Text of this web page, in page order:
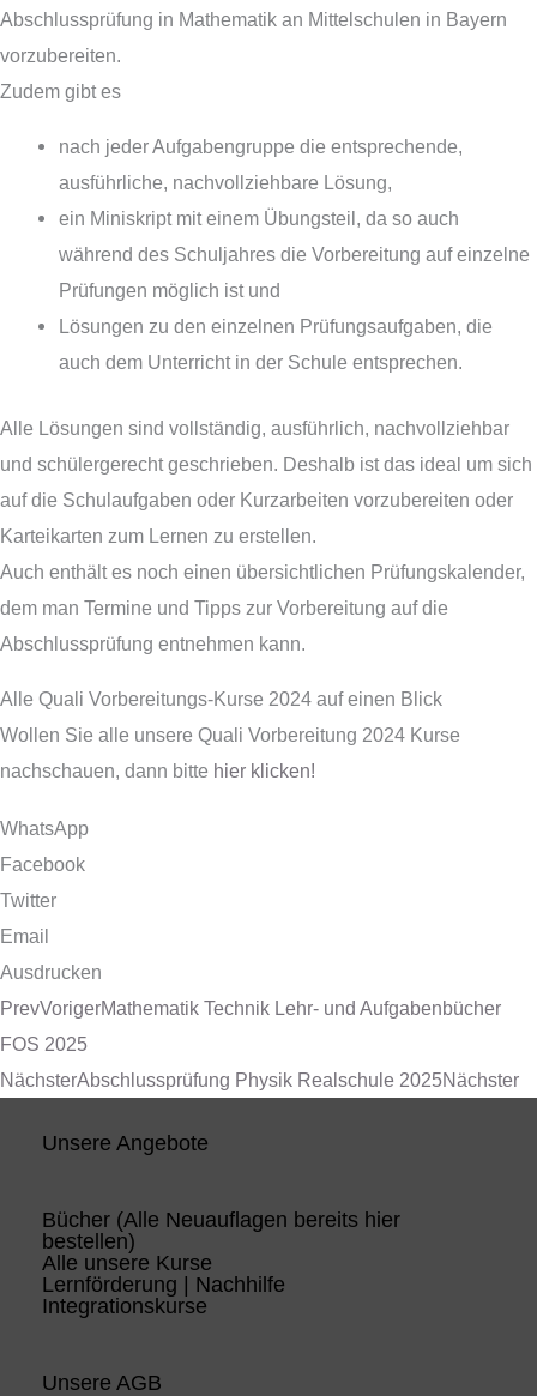
Abschlussprüfung in Mathematik an Mittelschulen in Bayern
vorzubereiten.
Zudem gibt es
nach jeder Aufgabengruppe die entsprechende,
ausführliche, nachvollziehbare Lösung,
ein Miniskript mit einem Übungsteil, da so auch
während des Schuljahres die Vorbereitung auf einzelne
Prüfungen möglich ist und
Lösungen zu den einzelnen Prüfungsaufgaben, die
auch dem Unterricht in der Schule entsprechen.
Alle Lösungen sind vollständig, ausführlich, nachvollziehbar
und schülergerecht geschrieben. Deshalb ist das ideal um sich
auf die Schulaufgaben oder Kurzarbeiten vorzubereiten oder
Karteikarten zum Lernen zu erstellen.
Auch enthält es noch einen übersichtlichen Prüfungskalender,
dem man Termine und Tipps zur Vorbereitung auf die
Abschlussprüfung entnehmen kann.
Alle Quali Vorbereitungs-Kurse 2024 auf einen Blick
Wollen Sie alle unsere Quali Vorbereitung 2024 Kurse
nachschauen, dann bitte hier klicken!
WhatsApp
Facebook
Twitter
Email
Ausdrucken
PrevVorigerMathematik Technik Lehr- und Aufgabenbücher
FOS 2025
NächsterAbschlussprüfung Physik Realschule 2025Nächster
Unsere Angebote
Bücher (Alle Neuauflagen bereits hier
bestellen)
Alle unsere Kurse
Lernförderung | Nachhilfe
Integrationskurse
Unsere AGB